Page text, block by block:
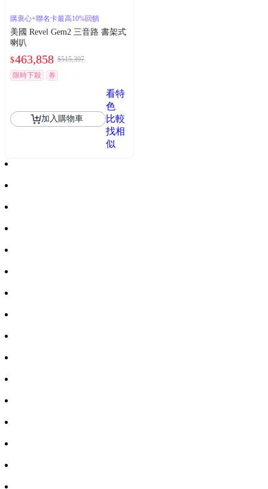
購衷心+聯名卡最高10%回饋
美國 Revel Gem2 三音路 書架式
喇叭
$463,858 $515,397
限時下殺
券
加入購物車
看特
色
比較
找相
似